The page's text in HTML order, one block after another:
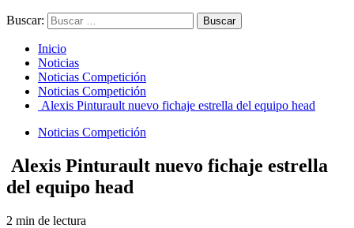
Buscar:
Inicio
Noticias
Noticias Competición
Noticias Competición
Alexis Pinturault nuevo fichaje estrella del equipo head
Noticias Competición
Alexis Pinturault nuevo fichaje estrella
del equipo head
2 min de lectura